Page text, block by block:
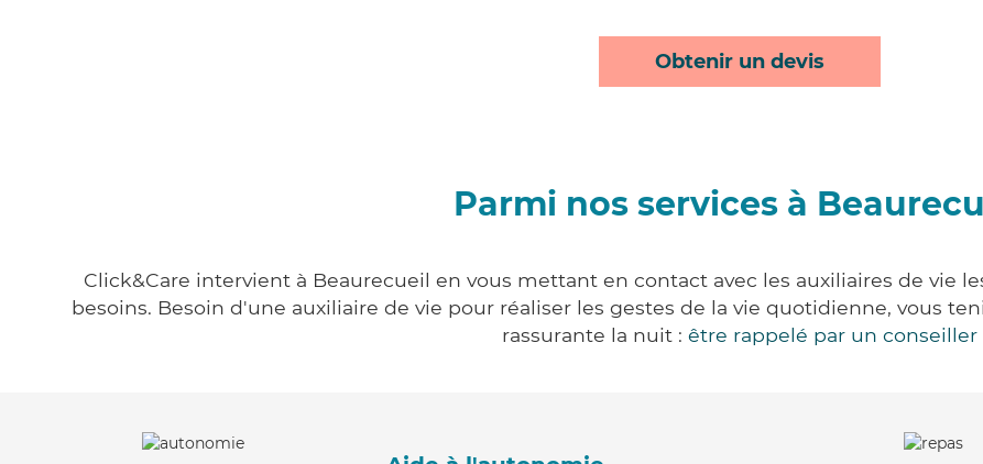
Obtenir un devis
Parmi nos services à
Click&Care intervient à Beaurecueil en vous mettant en contact avec les auxiliaires de vie
besoins. Besoin d'une auxiliaire de vie pour réaliser les gestes de la vie quotidienne, vous
rassurante la nuit : être rappelé par un conseiller